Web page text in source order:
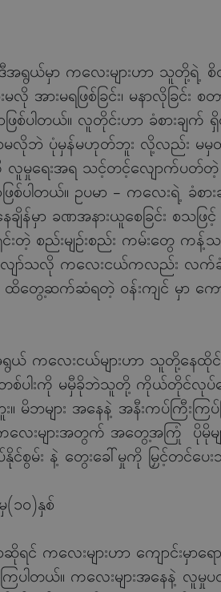
ယ်မှာ ကလေးများဟာ သူတို့ရဲ့ စိတ်ခံ
အားမရဖြစ်ခြင်း၊ မနာလိုခြင်
စ်ပါတယ်။ လူတိုင်းဟာ ခံစားချက်
ာမလိုဘဲ ပုံမှန်မဟုတ်ဘူး လို့လည်း မမှ
လူမှုရေးအရ သင့်တင့်လျောက်ပ
ြစ်ပါတယ်။ ဥပမာ - ကလေးရဲ့ ခံစာ
ျိန်မှာ ခဏအနားယူစေခြင်း စသဖ
းတဲ့ စည်းမျဉ်းစည်း ကမ်းတွေ က
င့်လျော်သလို ကလေးငယ်ကလည်း လ
နဲ့ ထိတွေ့ဆက်ဆံရတဲ့ ဝန်းကျင် မှာ
ကလေးငယ်များဟာ သူတို့နေထို
ပါးကို မမှီခိုဘဲသူတို့ ကိုယ်တိုင်လုပ်ဆော
မိဘများ အနေနဲ့ အနီးကပ်ကြီးက
ကလေးများအတွက် အတွေ့အကြုံ ပို
င်စွမ်း နဲ့ တွေးခေါ်မှုကို မြှင့်တင်ပေ
၀)နှစ်
လေးများဟာ ကျောင်းမှာရော
ြပါတယ်။ ကလေးများအနေနဲ့ လူမှု